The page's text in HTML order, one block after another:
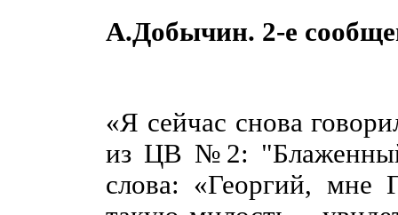
А.Добычин. 2-е
«Я сейчас снова
из ЦВ №2: "Блаженный
слова: «Георгий, мне